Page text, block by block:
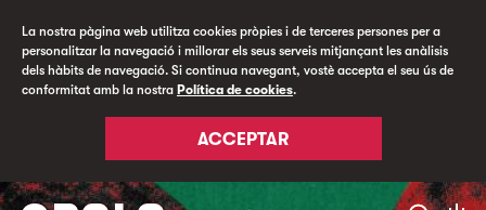
La nostra pàgina web utilitza cookies pròpies i de terceres persones per a
personalitzar la navegació i millorar els seus serveis mitjançant les anàlisis
dels hàbits de navegació. Si continua navegant, vostè accepta el seu ús de
conformitat amb la nostra Política de cookies.
ACCEPTAR